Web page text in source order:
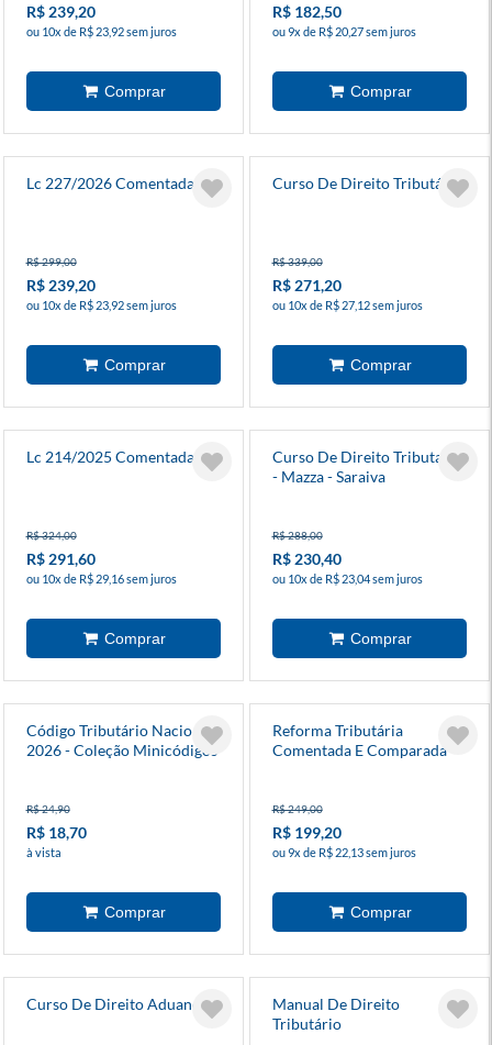
R$ 239,20
ou 10x de R$ 23,92 sem juros
R$ 182,50
ou 9x de R$ 20,27 sem juros
Lc 227/2026 Comentada
R$ 299,00
R$ 239,20
ou 10x de R$ 23,92 sem juros
Curso De Direito Tributário
R$ 339,00
R$ 271,20
ou 10x de R$ 27,12 sem juros
Lc 214/2025 Comentada
R$ 324,00
R$ 291,60
ou 10x de R$ 29,16 sem juros
Curso De Direito Tributario
- Mazza - Saraiva
R$ 288,00
R$ 230,40
ou 10x de R$ 23,04 sem juros
Código Tributário Nacional
2026 - Coleção Minicódigos
R$ 24,90
R$ 18,70
à vista
Reforma Tributária
Comentada E Comparada
R$ 249,00
R$ 199,20
ou 9x de R$ 22,13 sem juros
Curso De Direito Aduaneiro
Manual De Direito
Tributário